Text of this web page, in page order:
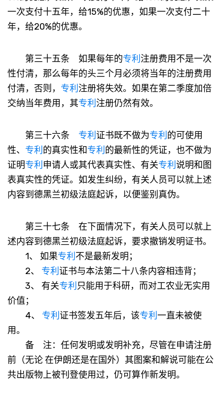
一次支付十五年，给15%的优惠，如果一次支付二十
年，给20%的优惠。
第三十五条 如果每年的专利 注册费用不是一次
性付清，那么每年的头三个月必须将当年的注册费用
付清，否则， 专利 注册将失效。如果在第二季度加倍
交纳当年费用，其专利 注册仍然有效。
第三十六条 专利 证书既不做为专利 的可使用
性、 专利 的真实性和专利 的最新性的凭证，也不做为
证明专利 申请人或其代表真实性、有关专利 说明和图
表真实性的凭证。如发生纠纷，有关人员可以就上述
内容到德黑兰初级法庭起诉，以便鉴别真伪。
第三十七条 在下面情况下，有关人员可以就上
述内容到德黑兰初级法庭起诉，要求撤销发明证书。
1、 如果专利 不是最新发明；
2、 专利 证书与本法第二十八条内容相违背；
3、 有关专利 只能用于科研，而对工农业无实用
价值；
4、 专利 证书签发五年后，该专利 一直未被使
用。
备 注：任何发明或发明补充，尽管在申请注册
前（无论 在伊朗还是在国外）其图案和解说可能在公
共出版物上被刊登使用过，仍可算作新发明。